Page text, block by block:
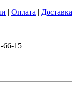
| Оплата | Доставка
66-15